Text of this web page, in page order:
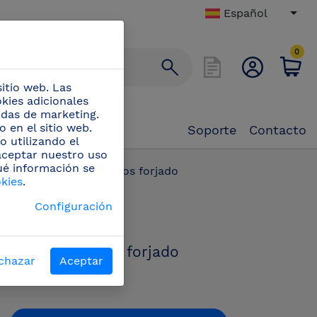
Español
0
Soporte Contacto
/ Corta mariscos forjado
Corta mariscos forjado
Corta-mariscos
web. Las
adicionales
de marketing.
en el sitio web.
utilizando el
nuestro uso
información se
.
Configuración
Aceptar